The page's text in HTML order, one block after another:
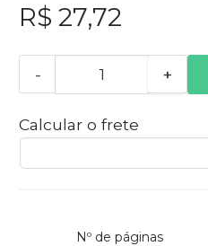
R$ 27,72
- +
Calcular o frete
Nº de páginas